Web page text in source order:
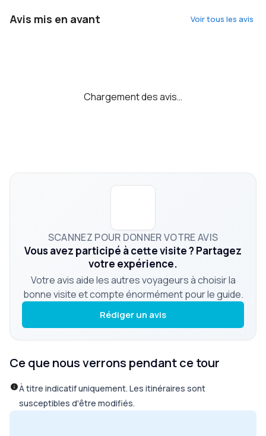
Avis mis en avant Voir tous les avis
Chargement des avis…
SCANNEZ POUR DONNER VOTRE AVIS
Vous avez participé à cette visite ? Partagez
votre expérience.
Votre avis aide les autres voyageurs à choisir la
bonne visite et compte énormément pour le guide.
Rédiger un avis
Ce que nous verrons pendant ce tour
À titre indicatif uniquement. Les itinéraires sont
susceptibles d'être modifiés.